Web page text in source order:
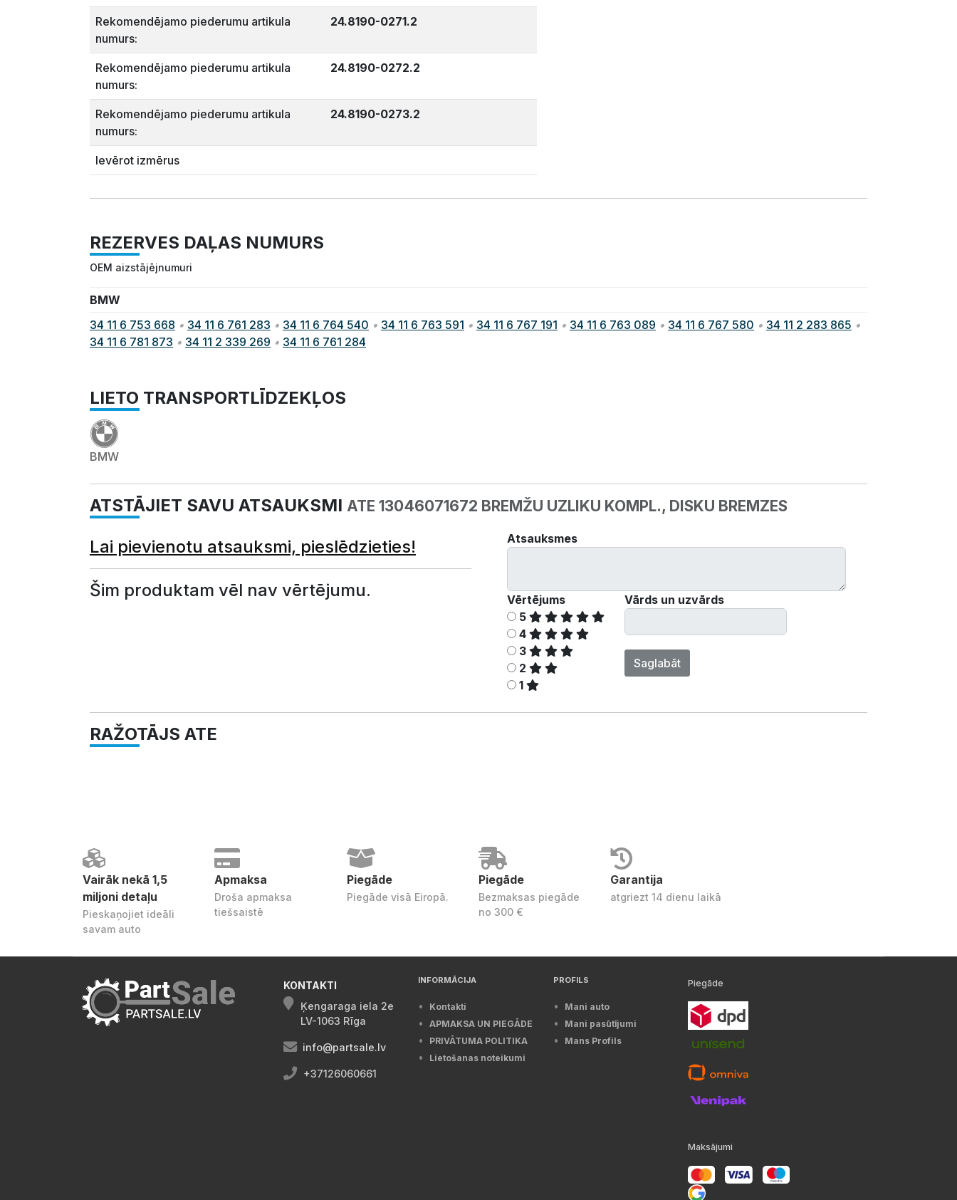
Rekomendējamo piederumu artikula
numurs:
24.8190-0271.2
Rekomendējamo piederumu artikula
numurs:
24.8190-0272.2
Rekomendējamo piederumu artikula
numurs:
24.8190-0273.2
Ievērot izmērus
REZERVES DAĻAS NUMURS
OEM aizstājējnumuri
BMW
34 11 6 753 668 • 34 11 6 761 283 • 34 11 6 764 540 • 34 11 6 763 591 • 34 11 6 767 191 • 34 11 6 763 089 • 34 11 6 767 580 • 34 11 2 283 865 •
34 11 6 781 873 • 34 11 2 339 269 • 34 11 6 761 284
LIETO TRANSPORTLĪDZEKĻOS
BMW
ATSTĀJIET SAVU ATSAUKSMI ATE 13046071672 BREMŽU UZLIKU KOMPL., DISKU BREMZES
Lai pievienotu atsauksmi, pieslēdzieties!
Šim produktam vēl nav vērtējumu.
Atsauksmes
Vērtējums
5
4
3
2
1
Vārds un uzvārds
Saglabāt
RAŽOTĀJS ATE
Vairāk nekā 1,5
miljoni detaļu
Pieskaņojiet ideāli
savam auto
Apmaksa
Droša apmaksa
tiešsaistē
Piegāde
Piegāde visā Eiropā.
Piegāde
Bezmaksas piegāde
no 300 €
Garantija
atgriezt 14 dienu laikā
KONTAKTI
Ķengaraga iela 2e
LV-1063 Rīga
info@partsale.lv
+37126060661
INFORMĀCIJA
Kontakti
APMAKSA UN PIEGĀDE
PRIVĀTUMA POLITIKA
Lietošanas noteikumi
PROFILS
Mani auto
Mani pasūtījumi
Mans Profils
Piegāde
Maksājumi